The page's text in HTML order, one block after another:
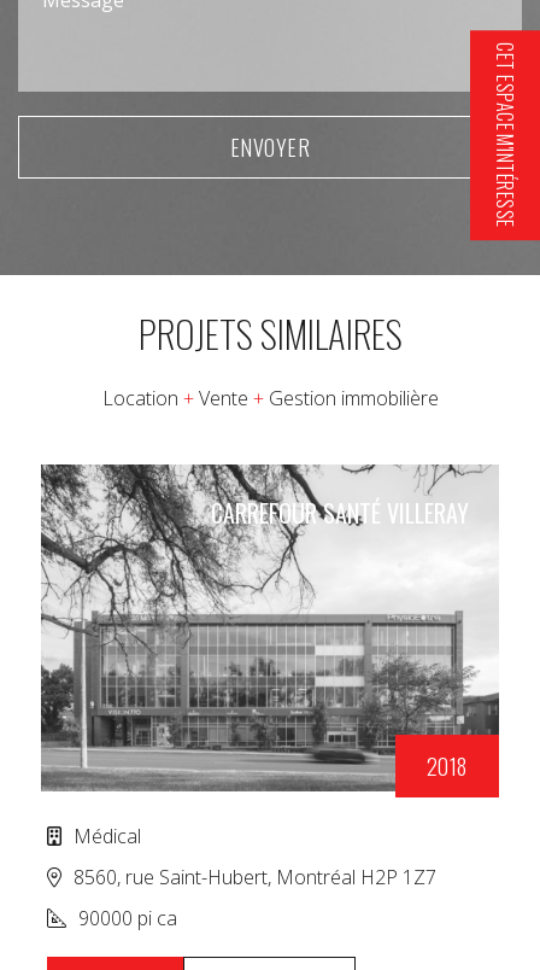
CET ESPACE M'INTÉRESSE
PROJETS SIMILAIRES
Location +Vente +Gestion immobilière
2018
CARREFOUR SANTÉ VILLERAY
Médical
8560, rue Saint-Hubert, Montréal H2P 1Z7
90000 pi ca